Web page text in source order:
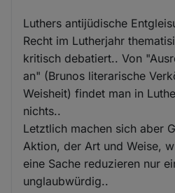
Luthers antijüdische
Recht im Lutherjahr
kritisch debatiert.. Von
an" (Brunos literarische
Weisheit) findet man in
nichts..
Letztlich machen sich aber
Aktion, der Art und Weise,
eine Sache reduzieren nur
unglaubwürdig..